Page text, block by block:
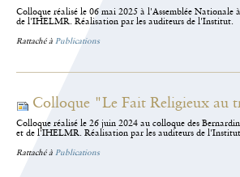
Colloque réalisé le 06 mai 2025 à l'Assemblée
de l'IHELMR. Réalisation par les auditeurs de l'Institut.
Rattaché à Publications
Colloque "Le Fait Religieux au
Colloque réalisé le 26 juin 2024 au colloque des
et de l'IHELMR. Réalisation par les auditeurs de l'Institut
Rattaché à Publications